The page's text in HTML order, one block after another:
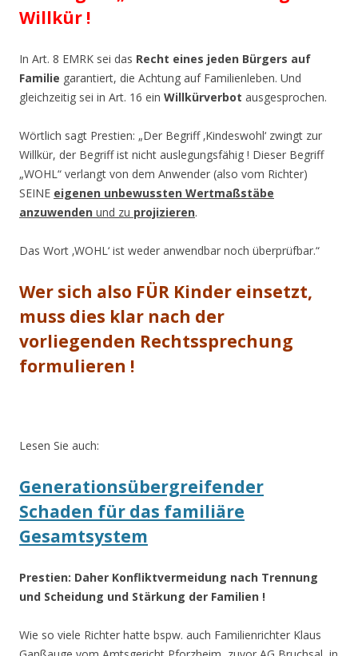
Willkür !
In Art. 8 EMRK sei das Recht eines jeden Bürgers auf
Familie garantiert, die Achtung auf Familienleben. Und
gleichzeitig sei in Art. 16 ein Willkürverbot ausgesprochen.
Wörtlich sagt Prestien: „Der Begriff ‚Kindeswohl‘ zwingt zur
Willkür, der Begriff ist nicht auslegungsfähig ! Dieser Begriff
„WOHL“ verlangt von dem Anwender (also vom Richter)
SEINE eigenen unbewussten Wertmaßstäbe
anzuwenden und zu projizieren.
Das Wort ‚WOHL‘ ist weder anwendbar noch überprüfbar.“
Wer sich also FÜR Kinder einsetzt,
muss dies klar nach der
vorliegenden Rechtssprechung
formulieren !
Lesen Sie auch:
Generationsübergreifender
Schaden für das familiäre
Gesamtsystem
Prestien: Daher Konfliktvermeidung nach Trennung
und Scheidung und Stärkung der Familien !
Wie so viele Richter hatte bspw. auch Familienrichter Klaus